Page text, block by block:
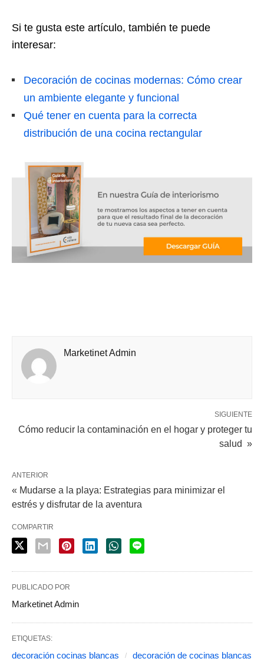
Si te gusta este artículo, también te puede
interesar:
Decoración de cocinas modernas: Cómo crear
un ambiente elegante y funcional
Qué tener en cuenta para la correcta
distribución de una cocina rectangular
Marketinet Admin
SIGUIENTE
Cómo reducir la contaminación en el hogar y proteger tu
salud »
ANTERIOR
« Mudarse a la playa: Estrategias para minimizar el
estrés y disfrutar de la aventura
COMPARTIR
PUBLICADO POR
Marketinet Admin
ETIQUETAS:
decoración cocinas blancas
decoración de cocinas blancas